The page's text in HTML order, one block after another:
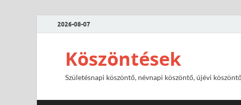
2026-08-07
Köszöntések
Születésnapi köszöntő, névnapi köszöntő, újévi